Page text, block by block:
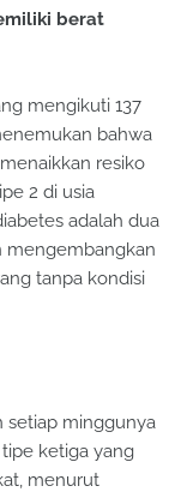
berat
mengikuti 137
bahwa
resiko
2 di usia
adalah dua
mengembangkan
tanpa kondisi
setiap minggunya
ketiga yang
menurut